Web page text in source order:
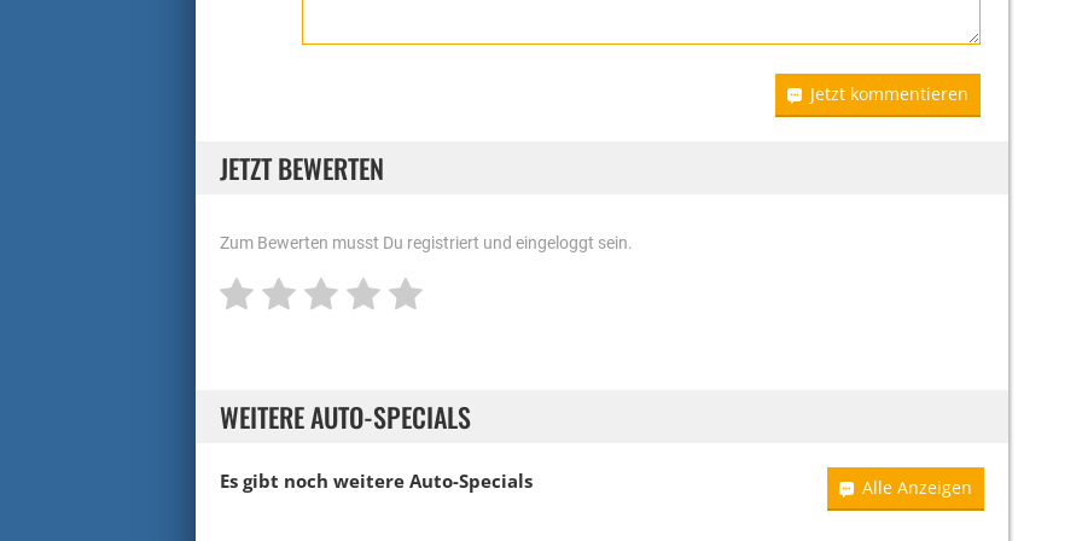
Jetzt kommentieren
JETZT BEWERTEN
Zum Bewerten musst Du registriert und eingeloggt sein.
WEITERE AUTO-SPECIALS
Es gibt noch weitere Auto-Specials Alle Anzeigen